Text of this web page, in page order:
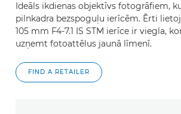
Ideāls ikdienas objektīvs fotogrāfiem,
pilnkadra bezspoguļu ierīcēm. Ērti
105 mm F4-7.1 IS STM ierīce ir viegla,
uzņemt fotoattēlus jaunā līmenī.
FIND A RETAILER